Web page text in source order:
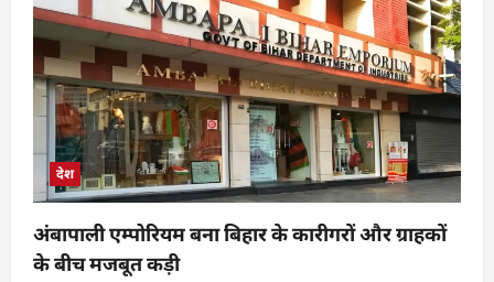
देश
अंबापाली एम्पोरियम बना बिहार के कारीगरों और ग्राहकों
के बीच मजबूत कड़ी